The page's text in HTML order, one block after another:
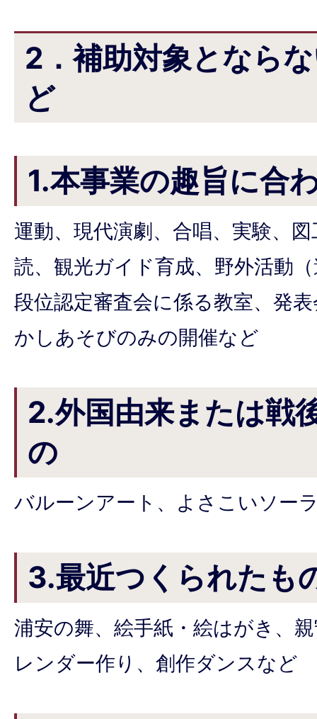
2．補助対象となら
ど
1.本事業の趣旨に合
運動、現代演劇、合唱、実験、
読、観光ガイド育成、野外活動
段位認定審査会に係る教室、発
かしあそびのみの開催など
2.外国由来または戦
の
バルーンアート、よさこいソー
3.最近つくられたも
浦安の舞、絵手紙・絵はがき、
レンダー作り、創作ダンスなど